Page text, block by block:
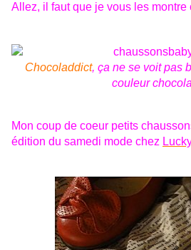
Allez, il faut que je vous les montre
Chocoladdict, ça ne se voit pas
couleur
Mon coup de coeur petits
édition du samedi mode chez